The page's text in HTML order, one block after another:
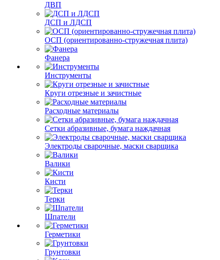
ДВП
ДСП и ЛДСП
ОСП (ориентированно-стружечная плита)
Фанера
Инструменты
Круги отрезные и зачистные
Расходные материалы
Сетки абразивные, бумага наждачная
Электроды сварочные, маски сварщика
Валики
Кисти
Терки
Шпатели
Герметики
Грунтовки